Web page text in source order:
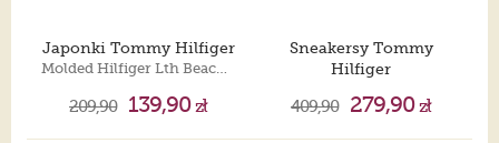
Japonki Tommy Hilfiger
Molded Hilfiger Lth Beach Sandal Desert Sky FM0FM05802 DW5
209,90 139,90zł
Sneakersy Tommy
Hilfiger
409,90 279,90zł